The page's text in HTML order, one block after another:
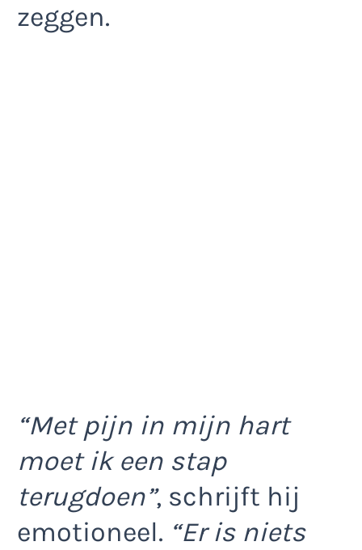
zeggen.
“Met pijn in mijn hart
moet ik een stap
terugdoen”, schrijft hij
emotioneel. “Er is niets